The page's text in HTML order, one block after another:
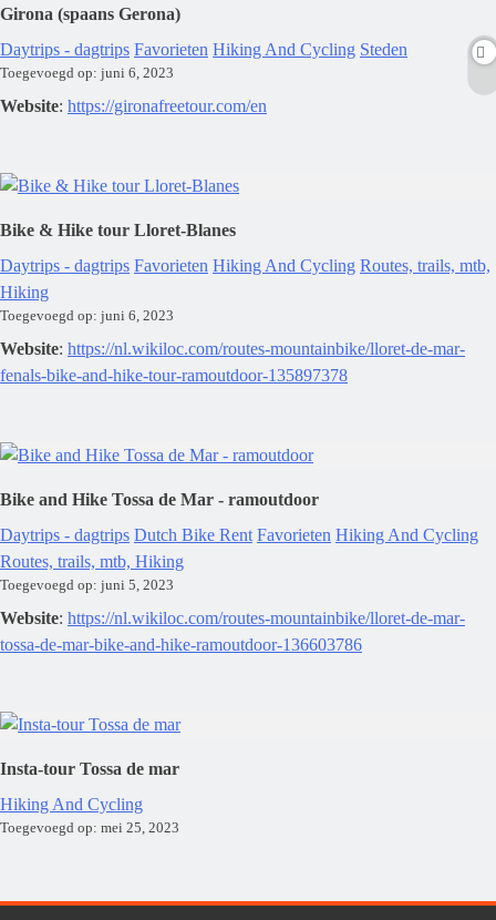
Girona (spaans Gerona)
Daytrips - dagtrips Favorieten Hiking And Cycling Steden
Toegevoegd op: juni 6, 2023
Website: https://gironafreetour.com/en
Bike & Hike tour Lloret-Blanes
Daytrips - dagtrips Favorieten Hiking And Cycling Routes, trails, mtb,
Hiking
Toegevoegd op: juni 6, 2023
Website: https://nl.wikiloc.com/routes-mountainbike/lloret-de-mar-
fenals-bike-and-hike-tour-ramoutdoor-135897378
Bike and Hike Tossa de Mar - ramoutdoor
Daytrips - dagtrips Dutch Bike Rent Favorieten Hiking And Cycling
Routes, trails, mtb, Hiking
Toegevoegd op: juni 5, 2023
Website: https://nl.wikiloc.com/routes-mountainbike/lloret-de-mar-
tossa-de-mar-bike-and-hike-ramoutdoor-136603786
Insta-tour Tossa de mar
Hiking And Cycling
Toegevoegd op: mei 25, 2023